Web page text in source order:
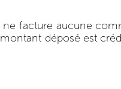
facture aucune
déposé est